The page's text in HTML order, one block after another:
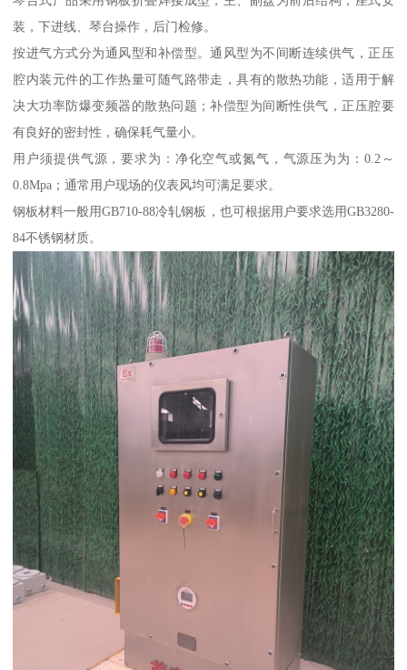
装，下进线、琴台操作，后门检修。
按进气方式分为通风型和补偿型。通风型为不间断连续供气，正压
腔内装元件的工作热量可随气路带走，具有的散热功能，适用于解
决大功率防爆变频器的散热问题；补偿型为间断性供气，正压腔要
有良好的密封性，确保耗气量小。
用户须提供气源，要求为：净化空气或氮气，气源压为为：0.2～
0.8Mpa；通常用户现场的仪表风均可满足要求。
钢板材料一般用GB710-88冷轧钢板，也可根据用户要求选用GB3280-
84不锈钢材质。